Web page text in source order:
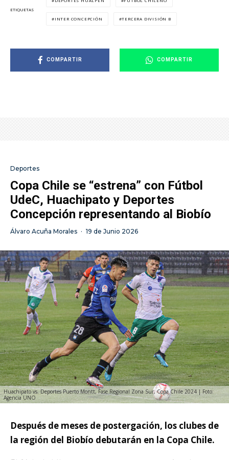
ETIQUETAS
INTER CONCEPCIÓN TERCERA DIVISIÓN B
COMPARTIR COMPARTIR
Deportes
Copa Chile se “estrena” con Fútbol
UdeC, Huachipato y Deportes
Concepción representando al Biobío
Álvaro Acuña Morales · 19 de Junio 2026
Huachipato vs. Deportes Puerto Montt, Fase Regional Zona Sur, Copa Chile 2024 | Foto:
Agencia UNO
Después de meses de postergación, los clubes de
la región del Biobío debutarán en la Copa Chile.